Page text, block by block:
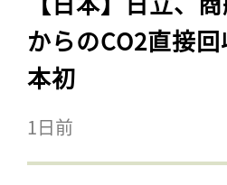
からのCO2直接
本初
1日前